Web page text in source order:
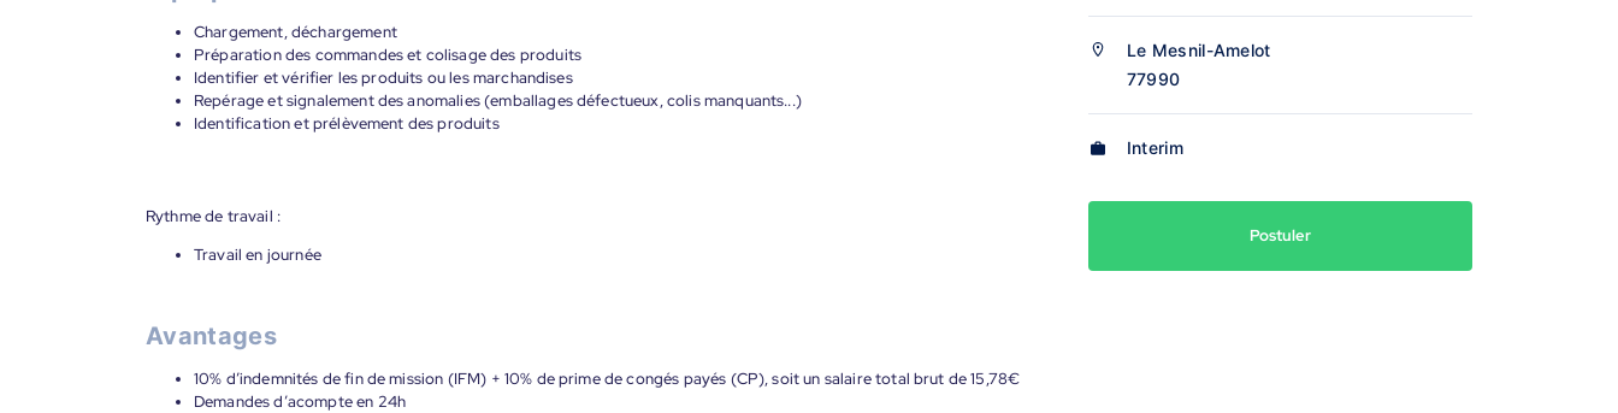
Chargement, déchargement
Préparation des commandes et colisage des produits
Identifier et vérifier les produits ou les marchandises
Repérage et signalement des anomalies (emballages défectueux, colis manquants...)
Identification et prélèvement des produits
Rythme de travail :
Travail en journée
Avantages
10% d’indemnités de fin de mission (IFM) + 10% de prime de congés payés (CP), soit un salaire total brut de 15,78€
Demandes d’acompte en 24h
Le Mesnil-Amelot
77990
Interim
Postuler